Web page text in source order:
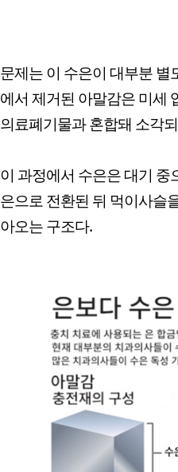
문제는 이 수은이 대부분
에서 제거된 아말감은 미세
의료폐기물과 혼합돼 소각
이 과정에서 수은은 대기
은으로 전환된 뒤 먹이사슬
아오는 구조다.